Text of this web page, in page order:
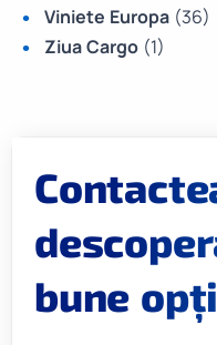
Viniete Europa (36)
Ziua Cargo (1)
bune